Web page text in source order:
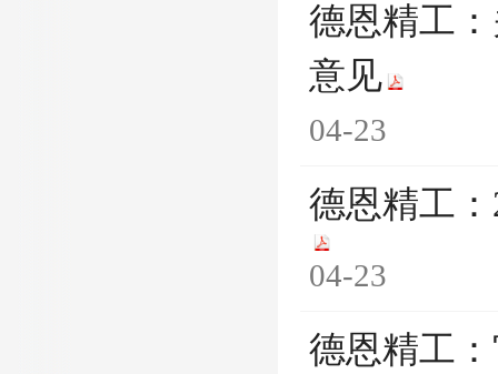
德恩精工
意见
04-23
德恩精工
04-23
德恩精工